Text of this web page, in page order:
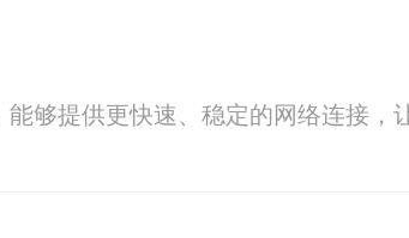
够提供更快速、稳定的网络连接，